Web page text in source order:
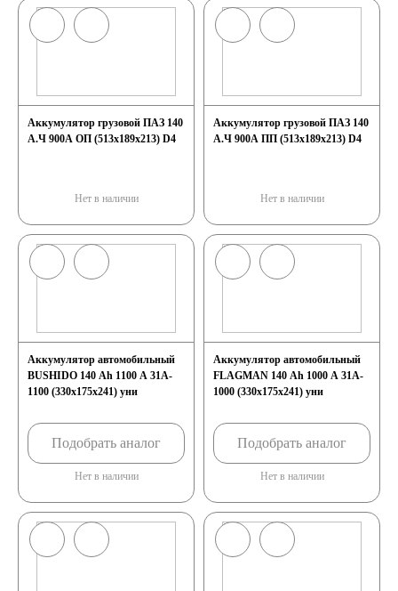
Аккумулятор грузовой ПАЗ 140
А.Ч 900А ОП (513x189x213) D4
Нет в наличии
Аккумулятор грузовой ПАЗ 140
А.Ч 900А ПП (513x189x213) D4
Нет в наличии
Аккумулятор автомобильный
BUSHIDO 140 Ah 1100 A 31A-
1100 (330x175x241) уни
Подобрать аналог
Нет в наличии
Аккумулятор автомобильный
FLAGMAN 140 Ah 1000 A 31A-
1000 (330x175x241) уни
Подобрать аналог
Нет в наличии